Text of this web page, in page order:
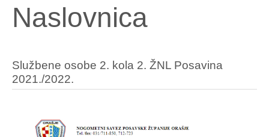
Naslovnica
Službene osobe 2. kola 2. ŽNL Posavina
2021./2022.